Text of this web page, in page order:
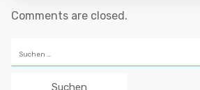
Comments are closed.
nach: